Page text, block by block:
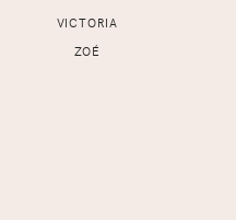
VICTORIA
ZOÉ